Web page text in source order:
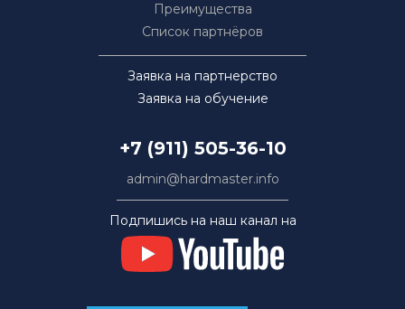
Преимущества
Список партнёров
Заявка на партнерство
Заявка на обучение
+7 (911) 505-36-10
admin@hardmaster.info
Подпишись на наш канал на